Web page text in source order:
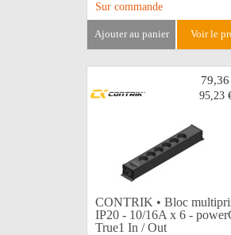
Sur commande
ajouter au panier voir le
95,23
CONTRIK • Bloc
IP20 - 10/16A x 6 -
True1 In / Out